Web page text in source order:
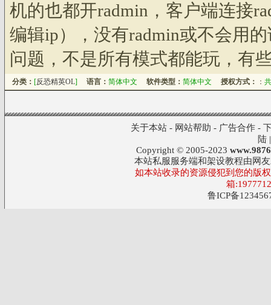
机的也都开radmin，客户端连接
编辑ip），没有radmin或不会用
问题，不是所有模式都能玩，有
分类： [反恐精英OL] 语言： 简体中文 软件类型： 简体中文 授权方式： ：
关于本站- 网站帮助 - 广告合作-
陆
Copyright © 2005-2023
本站私服服务端和架设教程由网
如本站收录的资源侵犯到您的版
箱
鲁ICP备